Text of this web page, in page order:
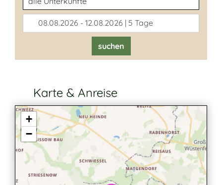
08.08.2026 - 12.08.2026 | 5 Tage
suchen
Karte & Anreise
+
−